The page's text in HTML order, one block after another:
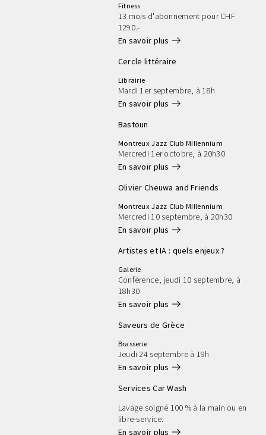
Fitness
13 mois d'abonnement pour CHF
1290.-
En savoir plus arrow_right_alt
Cercle littéraire
Librairie
Mardi 1er septembre, à 18h
En savoir plus arrow_right_alt
Bastoun
Montreux Jazz Club Millennium
Mercredi 1er octobre, à 20h30
En savoir plus arrow_right_alt
Olivier Cheuwa and Friends
Montreux Jazz Club Millennium
Mercredi 10 septembre, à 20h30
En savoir plus arrow_right_alt
Artistes et IA : quels enjeux ?
Galerie
Conférence, jeudi 10 septembre, à
18h30
En savoir plus arrow_right_alt
Saveurs de Grèce
Brasserie
Jeudi 24 septembre à 19h
En savoir plus arrow_right_alt
Services Car Wash
Lavage soigné 100 % à la main ou en
libre-service.
En savoir plus